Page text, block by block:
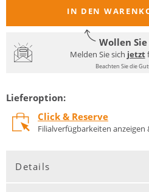
IN DEN
Wollen
Melden Sie sich jetzt
Beachten Sie die
Lieferoption:
Click & Reserve
Filialverfügbarkeiten anzeigen
Details